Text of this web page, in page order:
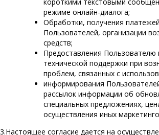
режиме онлайн-диалога;
Обработки, получения
Пользователей, организации
средств;
Предоставления Пользователю
технической поддержки при
проблем, связанных с
информирования
рассылок информации об
специальных предложениях,
осуществления иных
3.Настоящее согласие дается на